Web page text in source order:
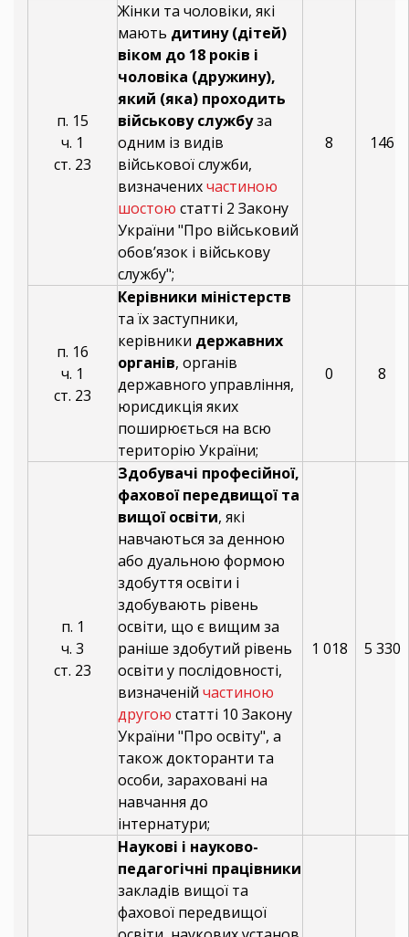
п. 15
ч. 1
ст. 23
Жінки та чоловіки, які
мають дитину (дітей)
віком до 18 років і
чоловіка (дружину),
який (яка) проходить
військову службуза
одним із видів
військової служби,
визначенихчастиною
шостою статті 2 Закону
України "Про військовий
обов’язок і військову
службу";
8 146
п. 16
ч. 1
ст. 23
Керівники міністерств
та їх заступники,
керівники державних
органів, органів
державного управління,
юрисдикція яких
поширюється на всю
територію України;
0 8
п. 1
ч. 3
ст. 23
Здобувачі професійної,
фахової передвищої та
вищої освіти, які
навчаються за денною
або дуальною формою
здобуття освіти і
здобувають рівень
освіти, що є вищим за
раніше здобутий рівень
освіти у послідовності,
визначеній частиною
другою статті 10 Закону
України "Про освіту", а
також докторанти та
особи, зараховані на
навчання до
інтернатури;
1 018 5 330
Наукові і науково-
педагогічні працівники
закладів вищої та
фахової передвищої